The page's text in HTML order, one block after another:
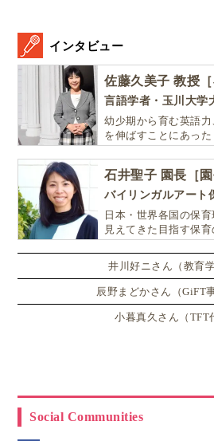
インタビュー
幼少期から育む英語
を伸ばすことにあった
石井聖子 園長［
日本・世界各国の保
見えてきた目指す保
井川好ニさん（教育学
辰野まどかさん（GiFT
小暮真久さん（TFT
Social Communities